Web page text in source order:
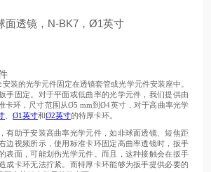
装的光学元件固定在透镜套管或光学元件安装座中。
手固定。对于平面或低曲率的光学元件，我们提供由
卡环，尺寸范围从Ø5 mm到Ø4英寸，对于高曲率光学
Ø1英寸和Ø2英寸的特厚卡环。
有助于安装高曲率光学元件，如非球面透镜、短焦距
边视频所示，使用标准卡环固定高曲率透镜时，扳手
表面，可能划伤光学元件。而且，这种接触会在扳手
成卡环无法拧紧。而特厚卡环能够为扳手提供必要的